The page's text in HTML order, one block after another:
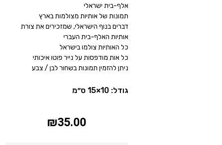
אלף-בית ישראלי
תמונות של אותיות מצולמות בארץ
דברים בנוף הישראלי, שמזכירים את צורת
אותיות האלף-בית העברי
כל האותיות צולמו בישראל
כל אות מודפסות על נייר פוטו איכותי
ניתן להזמין תמונות בשחור לבן / צבע
גודל: 10×15 ס״מ
₪35.00